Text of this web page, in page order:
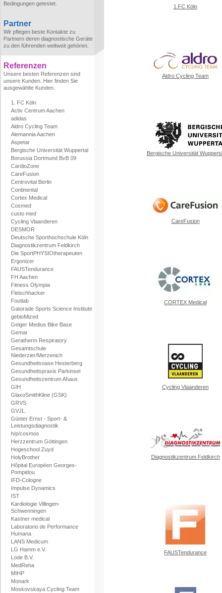
Bedingungen getestet.
Partner
Wir pflegen beste Kontakte zu
Partnern deren diagnostische Geräte
zu den führenden weltweit gehören.
Referenzen
Unsere besten Referenzen sind
unsere Kunden. Hier finden Sie
ausgewählte Kunden.
1. FC Köln
Activ Centrum Aachen
adidas
Aldro Cycling Team
Alemannia Aachen
Aspetar
Bergische Universität Wuppertal
Borussia Dortmund BvB 09
CardioZone
CareFusion
Centrovital Berlin
Continental
Cortex Medical
Cosmed
custo med
Cycling Vlaanderen
DESMOR
Deutsche Sporthochschule Köln
Diagnostikzentrum Feldkirch
Die SportPHYSIOtherapeuten
Ergonizer
FAUSTendurance
FH Aachen
Fitness Olympia
Fleischhacker
Footlab
Gatorade Sports Science Institute
gebioMized
Geiger Medius Bike Base
Gemar
Geratherm Respiratory
Gesamtschule
Niederzier/Merzenich
Gesundheitsoase Hesterberg
Gesundheitspraxis Parkinsel
Gesundheitszentrum Ahaus
GIH
GlaxoSmithKline (GSK)
GRVS
GVJL
Günter Ernst - Sport- &
Leistungsdiagnostik
h/p/cosmos
Herzzentrum Göttingen
Hogeschool Zuyd
HolyBrother
Hôpital Européen Georges-
Pompidou
IFD-Cologne
Impulse Dynamics
IST
Kardiologie Villingen-
Schwenningen
Kastner medical
Laboratorio de Performance
Humana
LANS Medicum
LG Hamm e.V.
Lode B.V.
MedReha
MIHP
Monark
Moskovskaya Cycling Team
1.FC Köln
Aldro Cycling Team
Bergische Universität
CareFusion
CORTEX Medical
Cycling Vlaanderen
Diagnostikzentrum Feldkirch
FAUSTendurance